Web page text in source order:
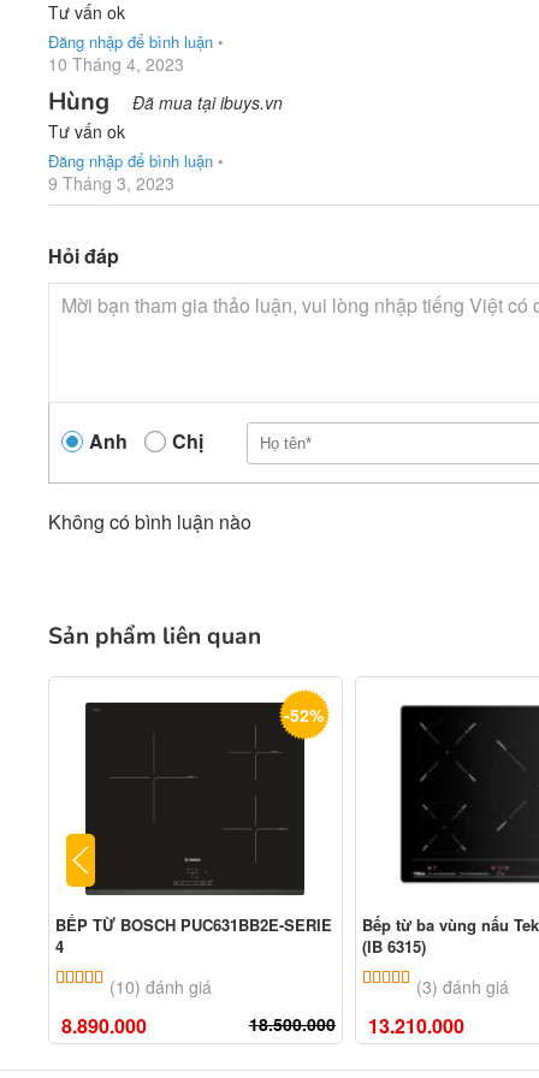
Tư vấn ok
Đăng nhập để bình luận •
10 Tháng 4, 2023
Hùng Đã mua tại ibuys.vn
Tư vấn ok
Đăng nhập để bình luận •
9 Tháng 3, 2023
Hỏi đáp
Anh Chị
Không có bình luận nào
Sản phẩm liên quan
-52%
BẾP TỪ BOSCH PUC631BB2E-SERIE
4
5.00trên 5 dựa trên
10(10) đánh giá
8.890.000 18.500.000
Bếp từ ba vùng nấu
(IB 6315)
5.00 trên 5 dựa
(3) đánh giá
13.210.000